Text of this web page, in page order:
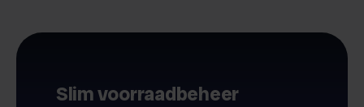
Slim voorraadbeheer